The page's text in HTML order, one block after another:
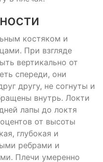
костяком и
При взгляде
вертикально от
спереди, они
другу, не согнуты и
внутрь. Локти
лапы до локтя
от высоты
глубокая и
ребрами и
Плечи умеренно